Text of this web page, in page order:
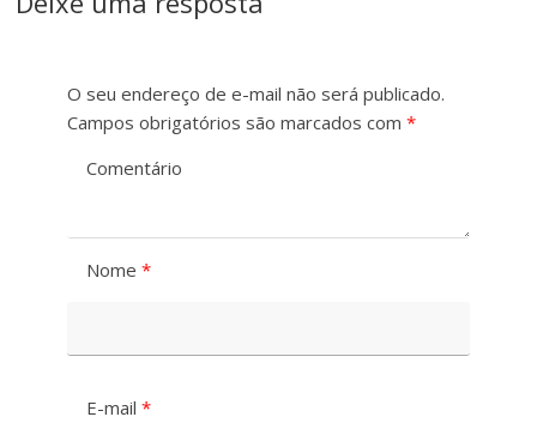
a
O seu endereço de e-mail não será publicado.
Campos obrigatórios são marcados com *
Comentário
Nome *
E-mail *